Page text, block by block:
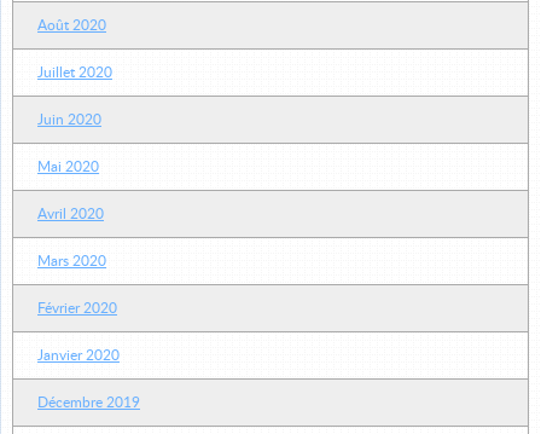
Août 2020
Juillet 2020
Juin 2020
Mai 2020
Avril 2020
Mars 2020
Février 2020
Janvier 2020
Décembre 2019